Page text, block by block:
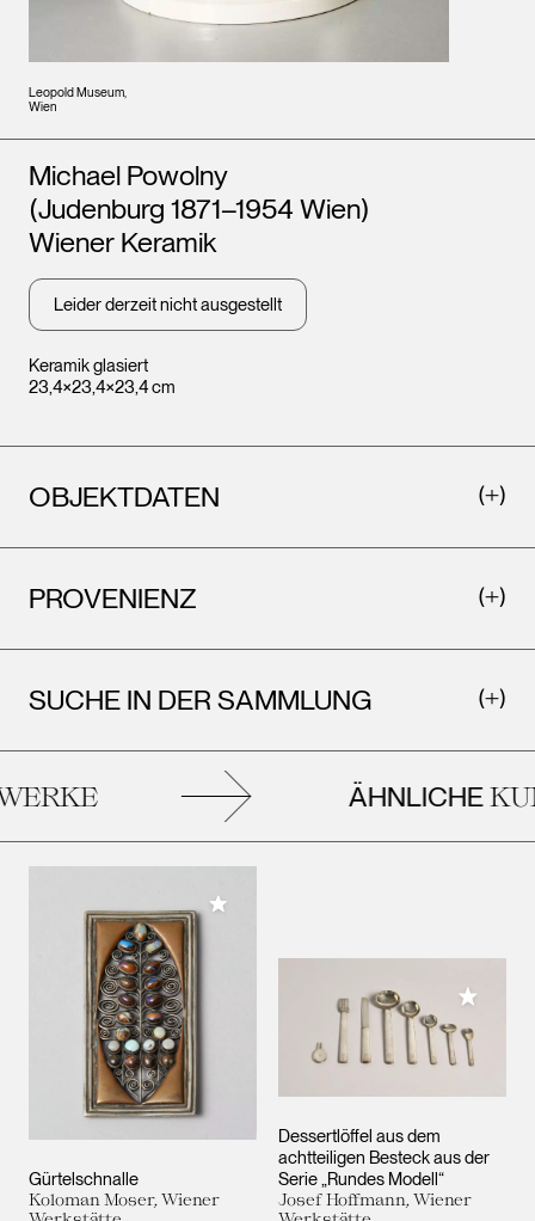
Leopold Museum,
Wien
Keramik glasiert
23,4×23,4×23,4 cm
Künstler*innen
Michael Powolny
(Judenburg 1871–1954 Wien)
Wiener Keramik
Leider derzeit nicht ausgestellt
OBJEKTDATEN
PROVENIENZ
SUCHE IN DER SAMMLUNG
ÄHNLICHE
Gürtelschnalle
Koloman Moser, Wiener
Meiner Sammlung hinzufügen
Dessertlöffel aus dem
achtteiligen Besteck aus der
Serie „Rundes Modell“
Josef Hoffmann, Wiener
Meiner